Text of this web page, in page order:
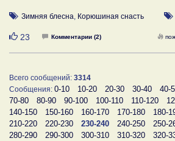
Зимняя блесна Корюшиная снасть
Нравится
23 Комментарии (2)
Всего сообщений: 3314
Сообщения: 0-10 10-20 20-30 30-40 40-
70-80
80-90 90-100 100-110 110-120
140-150
150-160 160-170 170-180 180-
210-220
220-230 230-240 240-250 250-
280-290
290-300 300-310 310-320 320-